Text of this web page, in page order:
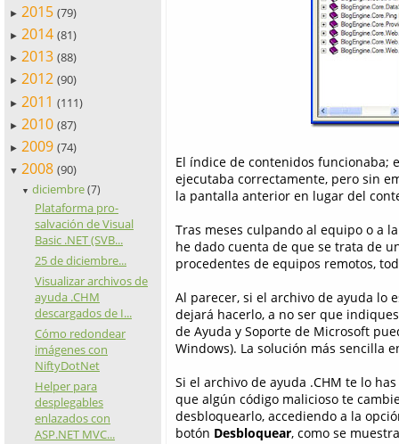
► 2015 (79)
► 2014 (81)
► 2013 (88)
► 2012 (90)
► 2011 (111)
► 2010 (87)
► 2009 (74)
▼ 2008 (90)
▼ diciembre (7)
Plataforma pro-
salvación de Visual
Basic .NET (SVB...
25 de diciembre...
Visualizar archivos de
ayuda .CHM
descargados de I...
Cómo redondear
imágenes con
NiftyDotNet
Helper para
desplegables
enlazados con
ASP.NET MVC...
El índice de contenidos funcionaba;
ejecutaba correctamente, pero sin
la pantalla anterior en lugar del
Tras meses culpando al equipo o a
he dado cuenta de que se trata de
procedentes de equipos remotos,
Al parecer, si el archivo de ayuda lo
dejará hacerlo, a no ser que
de Ayuda y Soporte de Microsoft
Windows). La solución más sencilla
Si el archivo de ayuda .CHM te lo
que algún código malicioso te
desbloquearlo, accediendo a la
botón Desbloquear, como se